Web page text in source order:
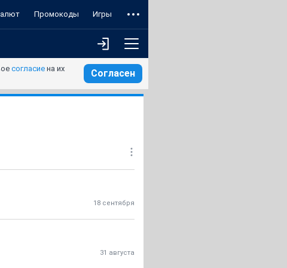
Промокоды Игры
согласие на их
Согласен
18 сентября
31 августа